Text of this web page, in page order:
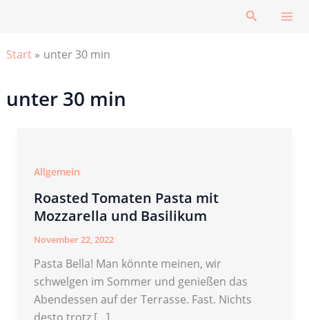
Suchen
Start unter 30 min
unter 30 min
Allgemein
Roasted Tomaten Pasta mit
Mozzarella und Basilikum
November 22, 2022
Pasta Bella! Man könnte meinen, wir
schwelgen im Sommer und genießen das
Abendessen auf der Terrasse. Fast. Nichts